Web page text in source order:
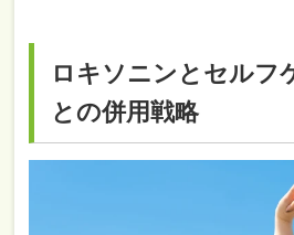
ロキソニンとセルフ
との併用戦略